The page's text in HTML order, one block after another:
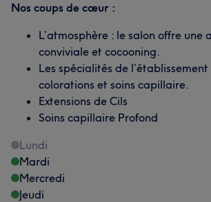
Nos coups de cœur :
L’atmosphère : le salon offre une
conviviale et cocooning.
Les spécialités de
colorations et soins capillaire.
Extensions de Cils
Soins capillaire Profond
Lundi
Mardi
Mercredi
Jeudi